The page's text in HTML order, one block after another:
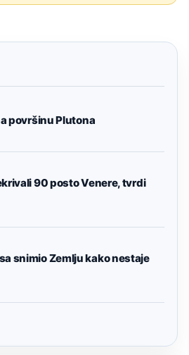
površinu Plutona
90 posto Venere, tvrdi
snimio Zemlju kako nestaje